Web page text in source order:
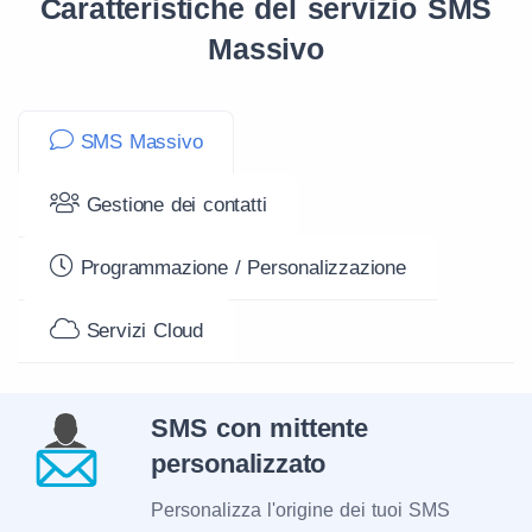
Caratteristiche del servizio SMS
Massivo
SMS Massivo
Gestione dei contatti
Programmazione / Personalizzazione
Servizi Cloud
SMS con mittente
personalizzato
Personalizza l'origine dei tuoi SMS